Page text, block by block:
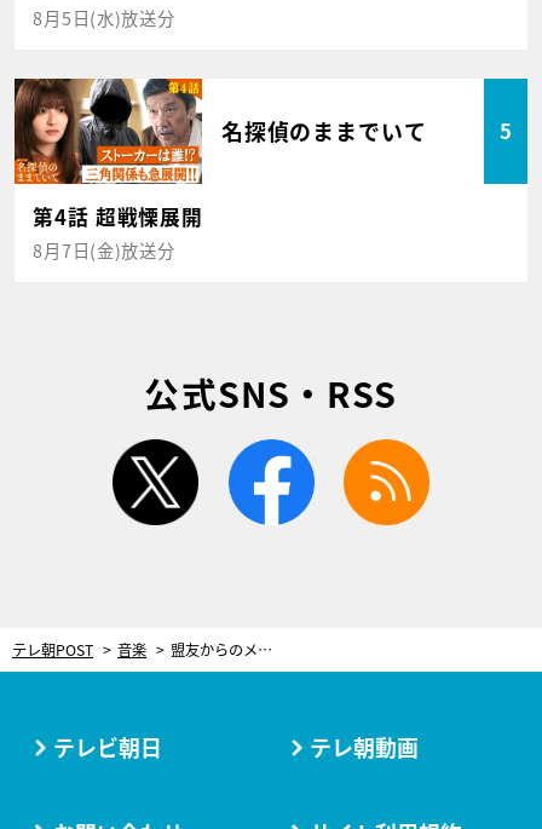
8月5日(水)放送分
名探偵のままでいて 5
第4話 超戦慄展開
8月7日(金)放送分
公式SNS・RSS
twitter facebook
テレ朝POST 音楽 盟友からのメッセージにスタジオは涙。YMO、ミカ・バンド…時代の最先端を生き抜いた高橋幸宏さんを特集
テレビ朝日 テレ朝動画